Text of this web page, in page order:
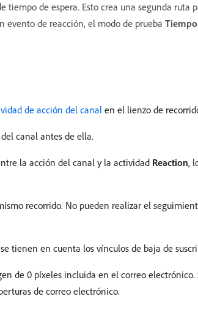
de espera. Esto crea una segunda ruta
evento de reacción, el modo de prueba
de acción del canal en el lienzo de
canal antes de ella.
la acción del canal y la actividad Reaction,
recorrido. No pueden realizar el
tienen en cuenta los vínculos de baja de
de 0 píxeles incluida en el correo
de correo electrónico.